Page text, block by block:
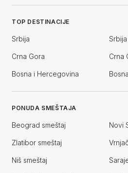
TOP DESTINACIJE
Srbija
Crna Gora Crna
Bosna i Hercegovina
PONUDA SMEŠTAJA
Beograd smeštaj Novi
Zlatibor smeštaj
Niš smeštaj